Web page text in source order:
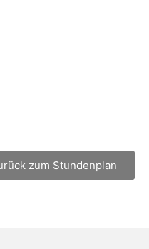
zum Stundenplan